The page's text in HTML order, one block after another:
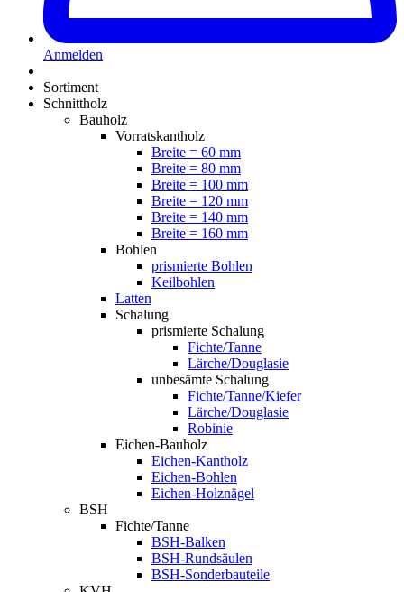
Anmelden
Sortiment
Schnittholz
Bauholz
Vorratskantholz
Breite = 60 mm
Breite = 80 mm
Breite = 100 mm
Breite = 120 mm
Breite = 140 mm
Breite = 160 mm
Bohlen
prismierte Bohlen
Keilbohlen
Latten
Schalung
prismierte Schalung
Fichte/Tanne
Lärche/Douglasie
unbesämte Schalung
Fichte/Tanne/Kiefer
Lärche/Douglasie
Robinie
Eichen-Bauholz
Eichen-Kantholz
Eichen-Bohlen
Eichen-Holznägel
BSH
Fichte/Tanne
BSH-Balken
BSH-Rundsäulen
BSH-Sonderbauteile